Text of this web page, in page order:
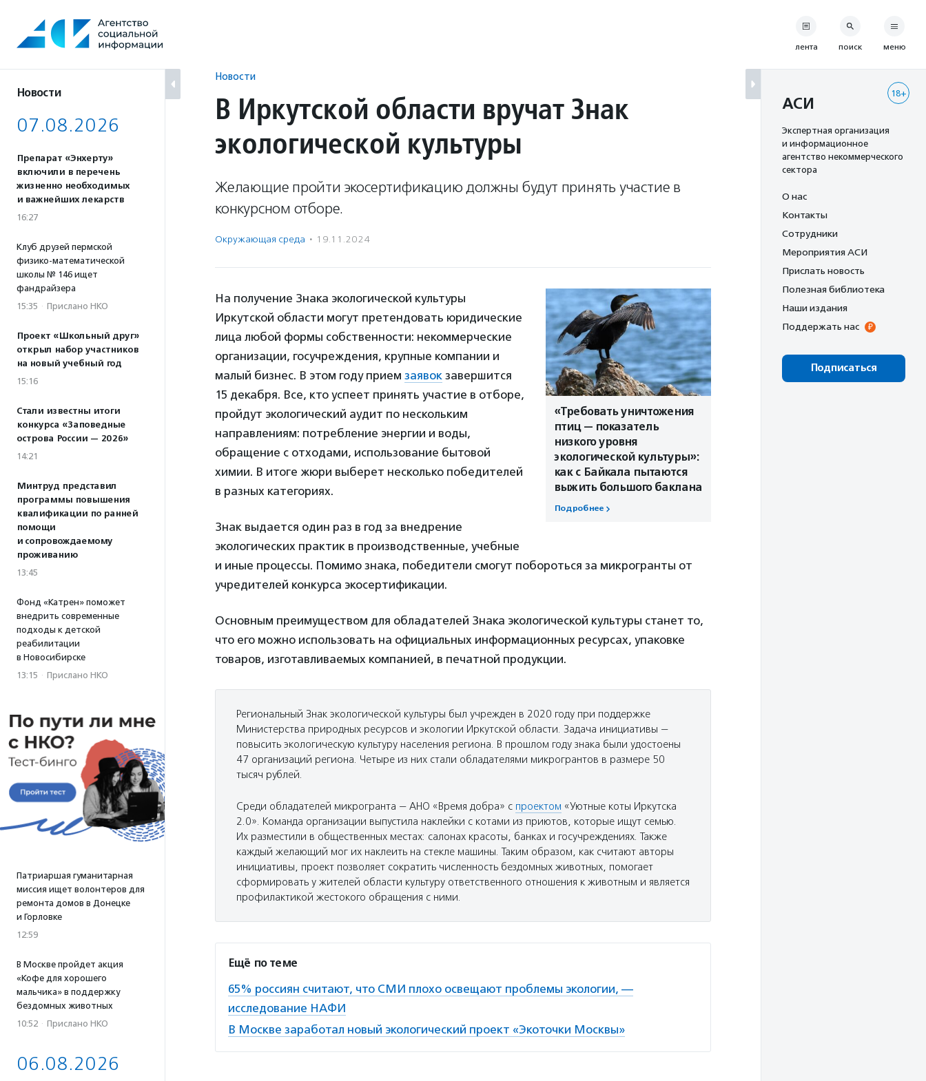
содержанию
Новости
07.08.2026
Препарат «Энхерту»
включили в перечень
жизненно необходимых
и важнейших лекарств
16:27
Клуб друзей пермской
физико-математической
школы № 146 ищет
фандрайзера
15:35 · Прислано НКО
Проект «Школьный друг»
открыл набор участников
на новый учебный год
15:16
Стали известны итоги
конкурса «Заповедные
острова России — 2026»
14:21
Минтруд представил
программы повышения
квалификации по ранней
помощи
и сопровождаемому
проживанию
13:45
Фонд «Катрен» поможет
внедрить современные
подходы к детской
реабилитации
в Новосибирске
13:15 · Прислано НКО
Патриаршая гуманитарная
миссия ищет волонтеров для
ремонта домов в Донецке
и Горловке
12:59
В Москве пройдет акция
«Кофе для хорошего
мальчика» в поддержку
бездомных животных
10:52 · Прислано НКО
06.08.2026
Новости
В Иркутской области вручат Знак
экологической культуры
Желающие пройти экосертификацию должны будут принять участие в
конкурсном отборе.
Окружающая среда · 19.11.2024
«Требовать уничтожения
птиц — показатель
низкого уровня
экологической культуры»:
как с Байкала пытаются
выжить большого баклана
Подробнее
На получение Знака экологической культуры
Иркутской области могут претендовать юридические
лица любой формы собственности: некоммерческие
организации, госучреждения, крупные компании и
малый бизнес. В этом году прием заявок завершится
15 декабря. Все, кто успеет принять участие в отборе,
пройдут экологический аудит по нескольким
направлениям: потребление энергии и воды,
обращение с отходами, использование бытовой
химии. В итоге жюри выберет несколько победителей
в разных категориях.
Знак выдается один раз в год за внедрение
экологических практик в производственные, учебные
и иные процессы. Помимо знака, победители смогут побороться за микрогранты от
учредителей конкурса экосертификации.
Основным преимуществом для обладателей Знака экологической культуры станет то,
что его можно использовать на официальных информационных ресурсах, упаковке
товаров, изготавливаемых компанией, в печатной продукции.
Региональный Знак экологической культуры был учрежден в 2020 году при поддержке
Министерства природных ресурсов и экологии Иркутской области. Задача инициативы —
повысить экологическую культуру населения региона. В прошлом году знака были удостоены
47 организаций региона. Четыре из них стали обладателями микрогрантов в размере 50
тысяч рублей.
Среди обладателей микрогранта — АНО «Время добра» с проектом «Уютные коты Иркутска
2.0». Команда организации выпустила наклейки с котами из приютов, которые ищут семью.
Их разместили в общественных местах: салонах красоты, банках и госучреждениях. Также
каждый желающий мог их наклеить на стекле машины. Таким образом, как считают авторы
инициативы, проект позволяет сократить численность бездомных животных, помогает
сформировать у жителей области культуру ответственного отношения к животным и является
профилактикой жестокого обращения с ними.
Ещё по теме
65% россиян считают, что СМИ плохо освещают проблемы экологии, —
исследование НАФИ
В Москве заработал новый экологический проект «Экоточки Москвы»
лента поиск меню
18+
АСИ
Экспертная организация
и информационное
агентство некоммерческого
сектора
О нас
Контакты
Сотрудники
Мероприятия АСИ
Прислать новость
Полезная библиотека
Наши издания
Поддержать нас
Подписаться